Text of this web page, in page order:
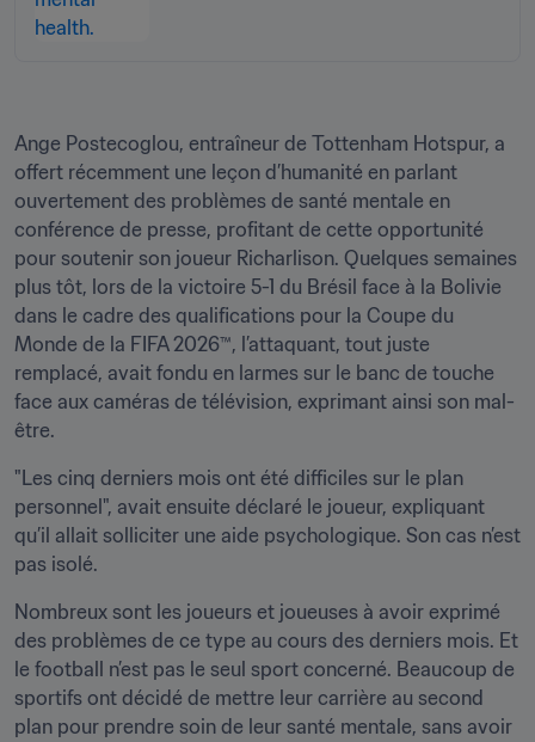
Ange Postecoglou, entraîneur de Tottenham Hotspur, a
offert récemment une leçon d’humanité en parlant
ouvertement des problèmes de santé mentale en
conférence de presse, profitant de cette opportunité
pour soutenir son joueur Richarlison. Quelques semaines
plus tôt, lors de la victoire 5-1 du Brésil face à la Bolivie
dans le cadre des qualifications pour la Coupe du
Monde de la FIFA 2026™, l’attaquant, tout juste
remplacé, avait fondu en larmes sur le banc de touche
face aux caméras de télévision, exprimant ainsi son mal-
être.
"Les cinq derniers mois ont été difficiles sur le plan
personnel", avait ensuite déclaré le joueur, expliquant
qu’il allait solliciter une aide psychologique. Son cas n’est
pas isolé.
Nombreux sont les joueurs et joueuses à avoir exprimé
des problèmes de ce type au cours des derniers mois. Et
le football n’est pas le seul sport concerné. Beaucoup de
sportifs ont décidé de mettre leur carrière au second
plan pour prendre soin de leur santé mentale, sans avoir